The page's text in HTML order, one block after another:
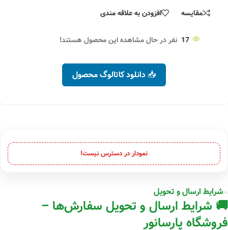
مقایسه افزودن به علاقه مندی
17 نفر در حال مشاهده این محصول هستند!
📥 دانلود کاتالوگ محصول
نمودار در دسترس نیست!
شرایط ارسال و تحویل
🚚 شرایط ارسال و تحویل سفارش‌ها –
فروشگاه پارسانور